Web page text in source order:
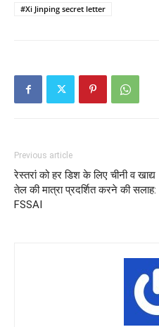
#Xi Jinping secret letter
Previous article
रेस्तरां को हर डिश के लिए चीनी व खाद्य
तेल की मात्रा प्रदर्शित करने की सलाह:
FSSAI